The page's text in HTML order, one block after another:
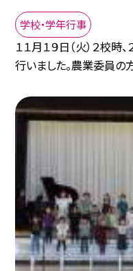
学校・学年行事
１１月１９日（火）２校
行いました。農業委員の